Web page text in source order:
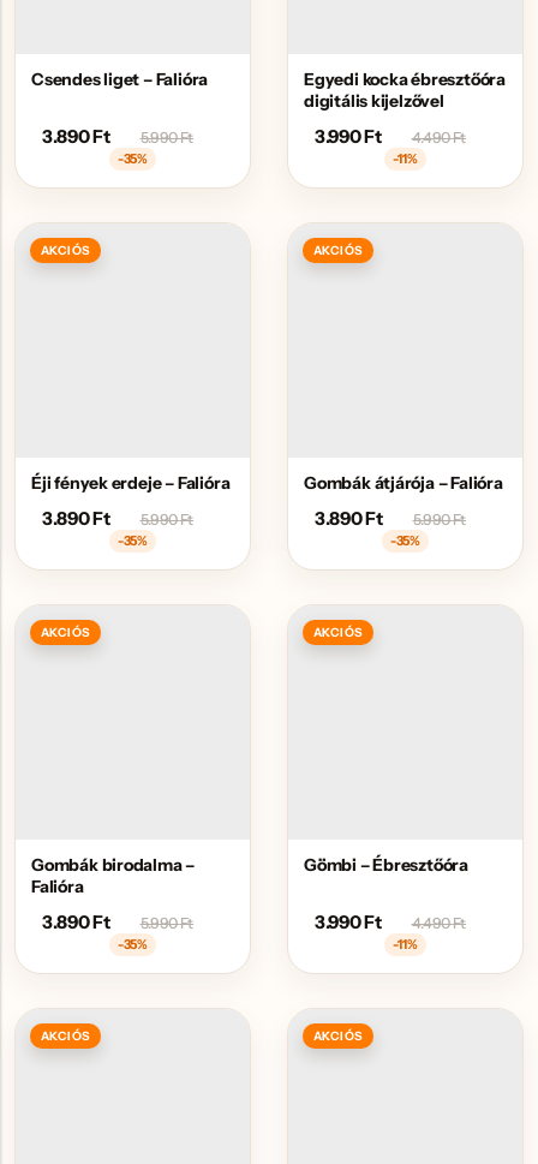
Csendes liget – Falióra
3.890Ft 5.990Ft
-35%
Egyedi kocka ébresztőóra
digitális kijelzővel
3.990Ft 4.490Ft
-11%
AKCIÓS
Éji fények erdeje – Falióra
3.890Ft 5.990Ft
-35%
AKCIÓS
Gombák átjárója – Falióra
3.890Ft 5.990Ft
-35%
AKCIÓS
Gombák birodalma –
Falióra
3.890Ft 5.990Ft
-35%
AKCIÓS
Gömbi – Ébresztőóra
3.990Ft 4.490Ft
-11%
AKCIÓS AKCIÓS